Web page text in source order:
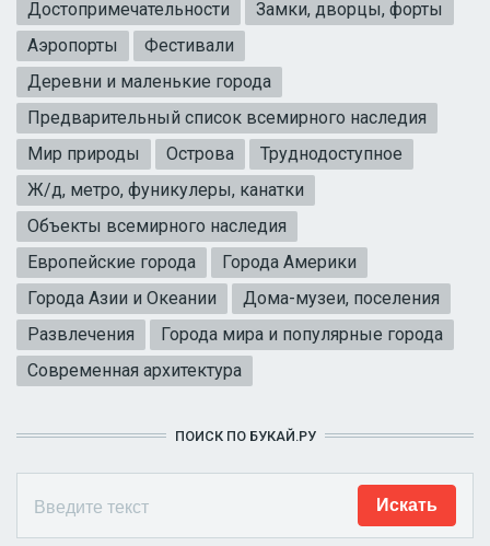
Достопримечательности
Замки, дворцы, форты
Аэропорты
Фестивали
Деревни и маленькие города
Предварительный список всемирного наследия
Мир природы
Острова
Труднодоступное
Ж/д, метро, фуникулеры, канатки
Объекты всемирного наследия
Европейские города
Города Америки
Города Азии и Океании
Дома-музеи, поселения
Развлечения
Города мира и популярные города
Современная архитектура
ПОИСК ПО БУКАЙ.РУ